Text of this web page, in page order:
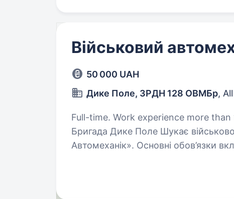
Військовий
50 000 UAH
Дике Поле, ЗРДН 128 ОВМБр,
Full-time. Work experience more than 1 year. Військова
Бригада Дике Поле Шукає
Автомеханік». Основні обов’язки